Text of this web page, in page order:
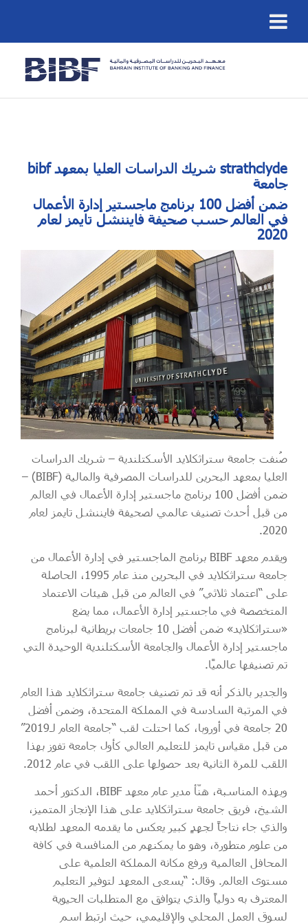
bibf
strathclyde
جامعة
ضمن أفضل 100 برنامج ماجستير إدارة الأعمال
في العالم حسب صحيفة فايننشل تايمز لعام
2020
صُنفت جامعة ستراثكلايد الأسكتلندية – شريك الدراسات
العليا بمعهد البحرين للدراسات المصرفية والمالية (BIBF) –
ضمن أفضل 100 برنامج ماجستير إدارة الأعمال في العالم
من قبل أحدث تصنيف عالمي لصحيفة فايننشل تايمز لعام
2020.
ويقدم معهد BIBF برنامج الماجستير في إدارة الأعمال من
جامعة ستراثكلايد في البحرين منذ عام 1995، الحاصلة
على “اعتماد ثلاثي” في العالم من قبل هيئات الاعتماد
المتخصصة في ماجستير إدارة الأعمال، مما يضع
«ستراثكلايد» ضمن أفضل 10 جامعات بريطانية لبرنامج
ماجستير إدارة الأعمال والجامعة الأسكتلندية الوحيدة التي
تم تصنيفها عالميًا.
والجدير بالذكر أنه قد تم تصنيف جامعة ستراثكلايد هذا العام
في المرتبة السادسة في المملكة المتحدة، وضمن أفضل
20 جامعة في أوروبا، كما احتلت لقب “جامعة العام لـ2019”
من قبل مقياس تايمز للتعليم العالي كأول جامعة تفوز بهذا
اللقب للمرة الثانية بعد حصولها على اللقب في عام 2012.
وبهذه المناسبة، هنّأ مدير عام معهد BIBF، الدكتور أحمد
الشيخ، فريق جامعة ستراثكلايد على هذا الإنجاز المتميز،
والذي جاء نتاجاً لجهدٍ كبير يعكس ما يقدمه المعهد لطلابه
من علوم متطورة، وهو ما يمكنهم من المنافسة في كافة
المحافل العالمية ورفع مكانة المملكة العلمية على
مستوى العالم. وقال: “يسعى المعهد لتوفير التعليم
المعترف به دولياً والذي يتوافق مع المتطلبات الحيوية
لسوق العمل المحلي والإقليمي، حيث ارتبط اسم